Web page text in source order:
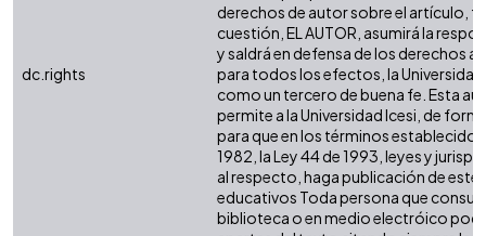
dc.rights
derechos de autor sobre el artículo,
cuestión, EL AUTOR, asumirá la
y saldrá en defensa de los derechos
para todos los efectos, la Universidad
como un tercero de buena fe. Esta
permite a la Universidad Icesi, de
para que en los términos establecidos
1982, la Ley 44 de 1993, leyes y
al respecto, haga publicación de este
educativos Toda persona que
biblioteca o en medio electróico